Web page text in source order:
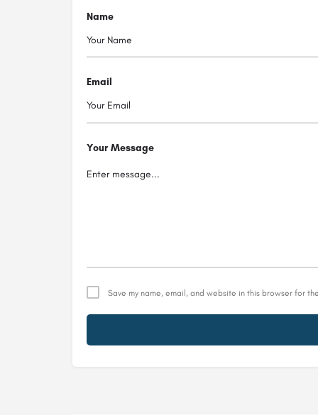
Name
Email
Your Message
Save my name, email, and website in this browser for